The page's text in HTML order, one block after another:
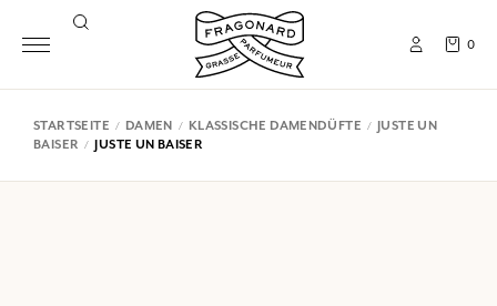
0
STARTSEITE DAMEN KLASSISCHE DAMENDÜFTE
JUSTE UN
BAISER
JUSTE UN BAISER